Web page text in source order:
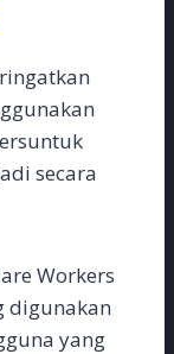
secara
Workers
digunakan
yang